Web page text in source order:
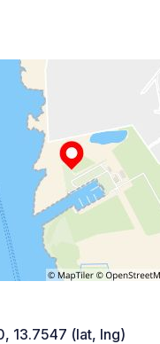
13.7547 (lat, lng)